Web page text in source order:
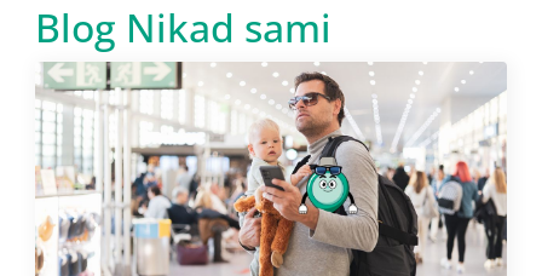
Blog Nikad sami